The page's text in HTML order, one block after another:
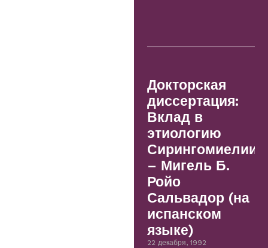
Докторская
диссертация:
Вклад в
этиологию
Сирингомиелии.
– Мигель Б.
Ройо
Сальвадор (на
испанском
языке)
22 декабря, 1992